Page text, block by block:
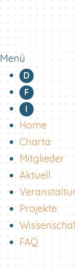
Menü
D
F
I
Home
Charta
Mitglieder
Aktuell
Projekte
FAQ